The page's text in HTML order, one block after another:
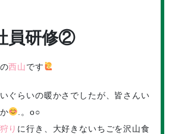
員研修②
の西山です
ぐらいの暖かさでしたが、皆さんい
.。o○
り に行き、大好きないちごを沢山食